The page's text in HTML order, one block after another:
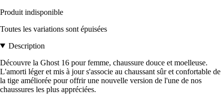
Produit indisponible
Toutes les variations sont épuisées
Description
Découvre la Ghost 16 pour femme, chaussure douce et moelleuse.
L'amorti léger et mis à jour s'associe au chaussant sûr et confortable de
la tige améliorée pour offrir une nouvelle version de l'une de nos
chaussures les plus appréciées.